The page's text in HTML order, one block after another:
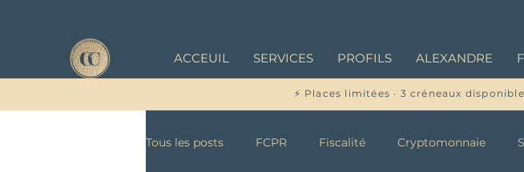
ACCEUIL SERVICES PROFILS ALEXANDRE
⚡ Places limitées · 3 créneaux
Tous les posts FCPR Fiscalité Cryptomonnaie